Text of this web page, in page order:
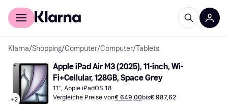
Für Shopper
Klarna/Shopping/Computer/Computer/Tablets
+2
Apple iPad Air M3 (2025), 11-inch, Wi-
Fi+Cellular, 128GB, Space Grey
11", Apple iPadOS 18
Vergleiche Preise von€ 649,00bis€ 987,62